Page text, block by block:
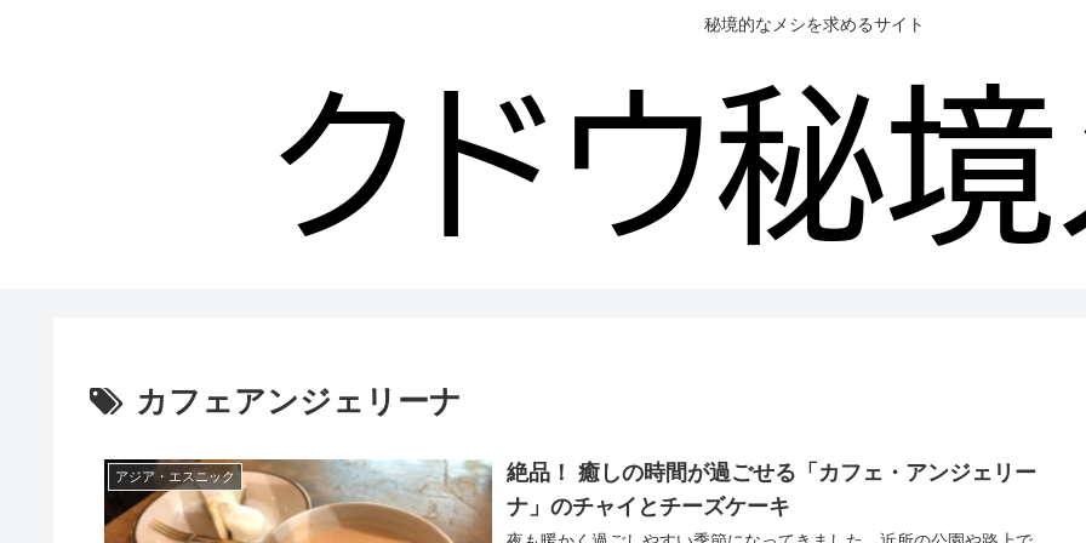
秘境的なメシを求めるサイト
カフェアンジェリーナ
アジア・エスニック
絶品！ 癒しの時間が過ごせる「カフェ・アンジェリー
ナ」のチャイとチーズケーキ